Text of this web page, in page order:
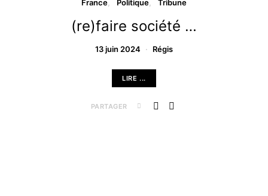
France Politique Tribune
(re)faire société …
13 juin 2024 Régis
LIRE ...
PARTAGER